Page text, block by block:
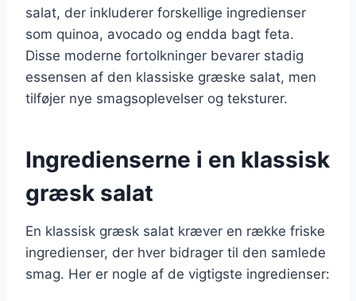
salat, der inkluderer forskellige ingredienser
som quinoa, avocado og endda bagt feta.
Disse moderne fortolkninger bevarer stadig
essensen af den klassiske græske salat, men
tilføjer nye smagsoplevelser og teksturer.
Ingredienserne i en klassisk
græsk salat
En klassisk græsk salat kræver en række friske
ingredienser, der hver bidrager til den samlede
smag. Her er nogle af de vigtigste ingredienser: